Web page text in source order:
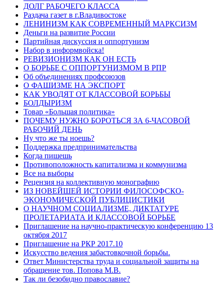
ДОЛГ РАБОЧЕГО КЛАССА
Раздача газет в г.Владивостоке
ЛЕНИНИЗМ КАК СОВРЕМЕННЫЙ МАРКСИЗМ
Деньги на развитие России
Партийная дискуссия и оппортунизм
Набор в информвойска!
РЕВИЗИОНИЗМ КАК ОН ЕСТЬ
О БОРЬБЕ С ОППОРТУНИЗМОМ В РПР
Об объединениях профсоюзов
О ФАШИЗМЕ НА ЭКСПОРТ
КАК УВОДЯТ ОТ КЛАССОВОЙ БОРЬБЫ
БОЛДЫРИЗМ
Товар «Большая политика»
ПОЧЕМУ НУЖНО БОРОТЬСЯ ЗА 6-ЧАСОВОЙ
РАБОЧИЙ ДЕНЬ
Ну что же ты ноешь?
Поддержка предпринимательства
Когда пишешь
Противоположность капитализма и коммунизма
Все на выборы
Рецензия на коллективную монографию
ИЗ НОВЕЙШЕЙ ИСТОРИИ ФИЛОСОФСКО-
ЭКОНОМИЧЕСКОЙ ПУБЛИЦИСТИКИ
О НАУЧНОМ СОЦИАЛИЗМЕ, ДИКТАТУРЕ
ПРОЛЕТАРИАТА И КЛАССОВОЙ БОРЬБЕ
Приглашение на научно-практическую конференцию 13
октября 2017
Приглашение на РКР 2017.10
Искусство ведения забастовкочной борьбы.
Ответ Министерства труда и социальной защиты на
обращение тов. Попова М.В.
Так ли безобидно православие?